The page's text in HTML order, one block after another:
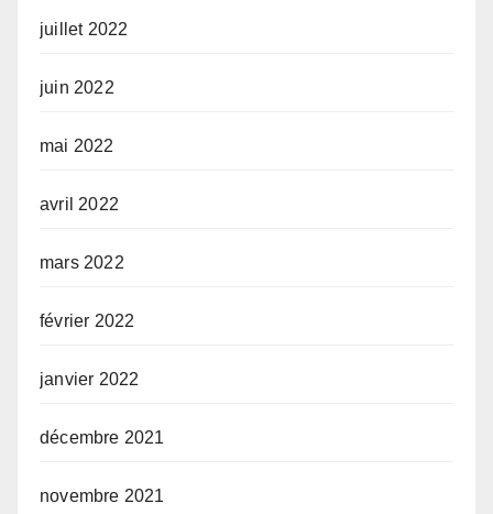
juillet 2022
juin 2022
mai 2022
avril 2022
mars 2022
février 2022
janvier 2022
décembre 2021
novembre 2021